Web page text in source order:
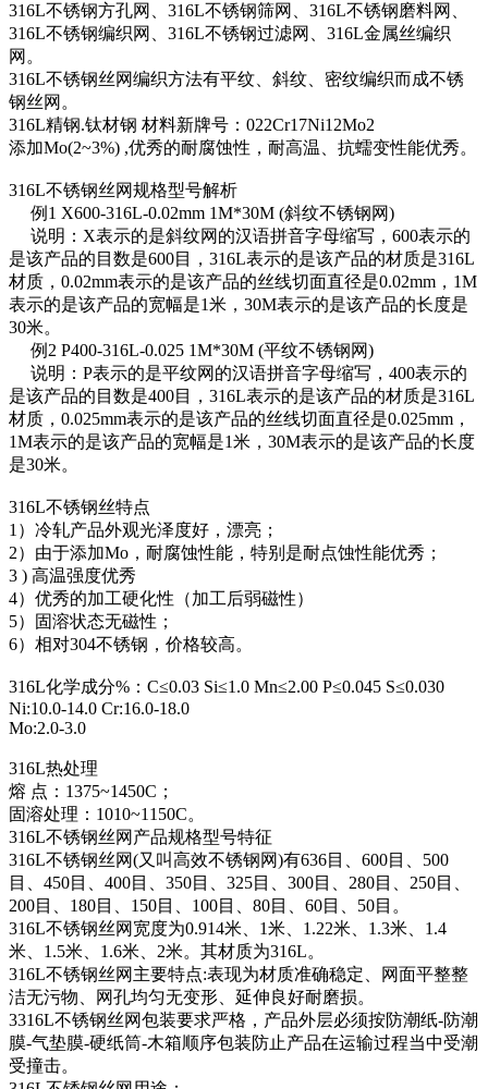
316L不锈钢方孔网、316L不锈钢筛网、316L不锈钢磨料网、
316L不锈钢编织网、316L不锈钢过滤网、316L金属丝编织
网。
316L不锈钢丝网编织方法有平纹、斜纹、密纹编织而成不锈
钢丝网。
316L精钢.钛材钢 材料新牌号：022Cr17Ni12Mo2
添加Mo(2~3%) ,优秀的耐腐蚀性，耐高温、抗蠕变性能优秀。
316L不锈钢丝网规格型号解析
例1 X600-316L-0.02mm 1M*30M (斜纹不锈钢网)
说明：X表示的是斜纹网的汉语拼音字母缩写，600表示的
是该产品的目数是600目，316L表示的是该产品的材质是316L
材质，0.02mm表示的是该产品的丝线切面直径是0.02mm，1M
表示的是该产品的宽幅是1米，30M表示的是该产品的长度是
30米。
例2 P400-316L-0.025 1M*30M (平纹不锈钢网)
说明：P表示的是平纹网的汉语拼音字母缩写，400表示的
是该产品的目数是400目，316L表示的是该产品的材质是316L
材质，0.025mm表示的是该产品的丝线切面直径是0.025mm，
1M表示的是该产品的宽幅是1米，30M表示的是该产品的长度
是30米。
316L不锈钢丝特点
1）冷轧产品外观光泽度好，漂亮；
2）由于添加Mo，耐腐蚀性能，特别是耐点蚀性能优秀；
3 ) 高温强度优秀
4）优秀的加工硬化性（加工后弱磁性）
5）固溶状态无磁性；
6）相对304不锈钢，价格较高。
316L化学成分%：C≤0.03 Si≤1.0 Mn≤2.00 P≤0.045 S≤0.030
Ni:10.0-14.0 Cr:16.0-18.0
Mo:2.0-3.0
316L热处理
熔 点：1375~1450C；
固溶处理：1010~1150C。
316L不锈钢丝网产品规格型号特征
316L不锈钢丝网(又叫高效不锈钢网)有636目、600目、500
目、450目、400目、350目、325目、300目、280目、250目、
200目、180目、150目、100目、80目、60目、50目。
316L不锈钢丝网宽度为0.914米、1米、1.22米、1.3米、1.4
米、1.5米、1.6米、2米。其材质为316L。
316L不锈钢丝网主要特点:表现为材质准确稳定、网面平整整
洁无污物、网孔均匀无变形、延伸良好耐磨损。
3316L不锈钢丝网包装要求严格，产品外层必须按防潮纸-防潮
膜-气垫膜-硬纸筒-木箱顺序包装防止产品在运输过程当中受潮
受撞击。